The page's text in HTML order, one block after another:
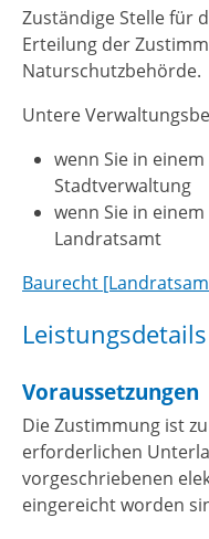
Zuständige Stelle für
Erteilung der
Naturschutzbehörde.
Untere
wenn Sie in
Stadtverwaltung
wenn Sie in
Landratsamt
Baurecht
Leistungsdetails
Voraussetzungen
Die Zustimmung ist
erforderlichen
vorgeschriebenen
eingereicht worden